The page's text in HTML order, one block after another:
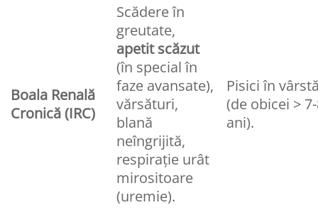
Boala Renală
Cronică (IRC)
Scădere în
greutate,
apetit scăzut
(în special în
faze avansate),
vărsături,
blană
neîngrijită,
respirație urât
mirositoare
(uremie).
Pisici în
(de obicei >
ani).